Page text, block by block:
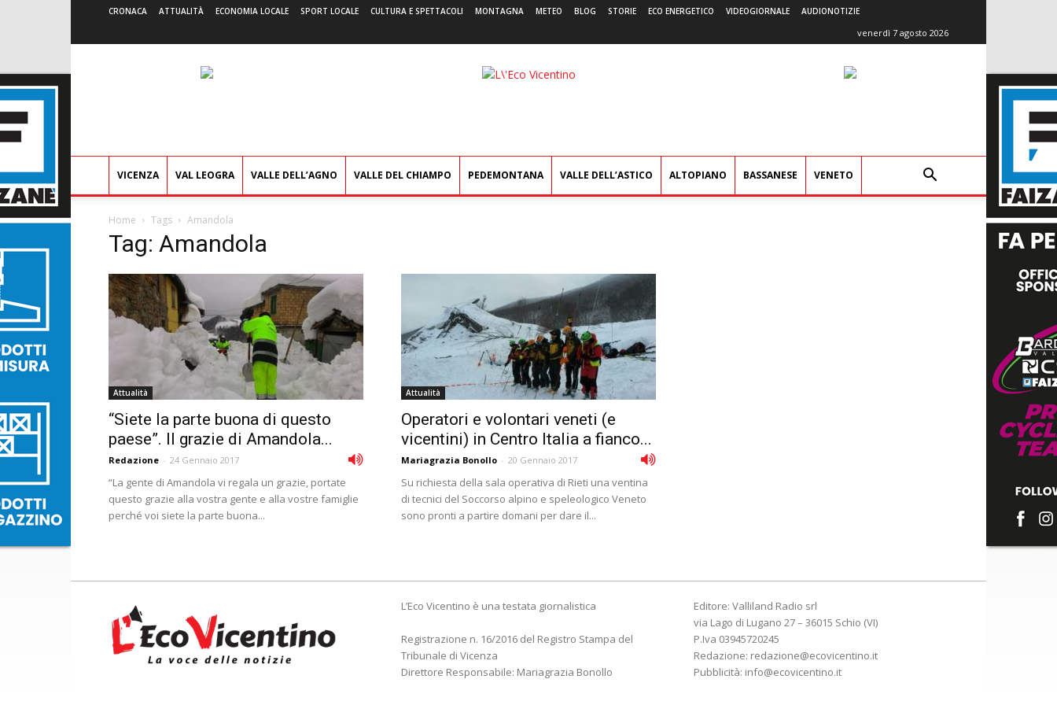
CRONACA ATTUALITÀ ECONOMIA LOCALE SPORT LOCALE CULTURA E SPETTACOLI MONTAGNA METEO BLOG STORIE ECO ENERGETICO VIDEOGIORNALE AUDIONOTIZIE
venerdì 7 agosto 2026
L'Eco
VICENZA VAL LEOGRA VALLE DELL’AGNO VALLE DEL CHIAMPO PEDEMONTANA VALLE DELL’ASTICO ALTOPIANO BASSANESE VENETO
Home Tags Amandola
Tag: Amandola
Attualità
“Siete la parte buona di questo
paese”. Il grazie di Amandola...
Redazione - 24 Gennaio 2017
“La gente di Amandola vi regala un grazie, portate
questo grazie alla vostra gente e alla vostre famiglie
perché voi siete la parte buona...
Attualità
Operatori e volontari veneti (e
vicentini) in Centro Italia a fianco...
Mariagrazia Bonollo - 20 Gennaio 2017
Su richiesta della sala operativa di Rieti una ventina
di tecnici del Soccorso alpino e speleologico Veneto
sono pronti a partire domani per dare il...
L’Eco Vicentino è una testata giornalistica
Registrazione n. 16/2016 del Registro Stampa del
Tribunale di Vicenza
Direttore Responsabile: Mariagrazia Bonollo
Editore: Valliland Radio srl
via Lago di Lugano 27 – 36015 Schio (VI)
P.Iva 03945720245
Redazione: redazione@ecovicentino.it
Pubblicità: info@ecovicentino.it